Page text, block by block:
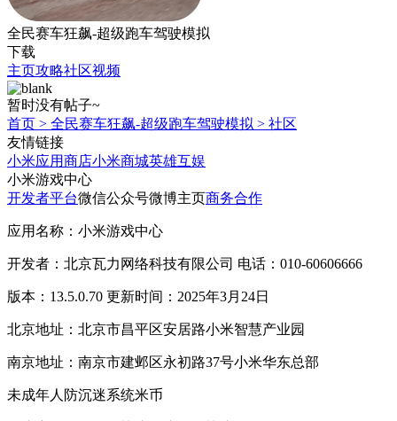
全民赛车狂飙-超级跑车驾驶模拟
下载
主页攻略社区视频
暂时没有帖子~
首页 > 全民赛车狂飙-超级跑车驾驶模拟 > 社区
友情链接
小米应用商店小米商城英雄互娱
小米游戏中心
开发者平台微信公众号微博主页商务合作
应用名称：小米游戏中心
开发者：北京瓦力网络科技有限公司 电话：010-60606666
版本：13.5.0.70 更新时间：2025年3月24日
北京地址：北京市昌平区安居路小米智慧产业园
南京地址：南京市建邺区永初路37号小米华东总部
未成年人防沉迷系统米币